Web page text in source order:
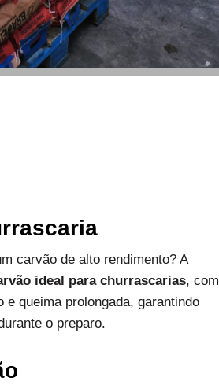
carvão de alto rendimento? A
ideal para churrascarias, com
e queima prolongada, garantindo
o preparo.